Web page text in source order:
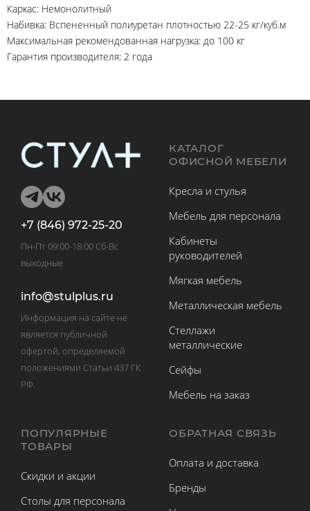
Каркас: Немонолитный
Набивка: Вспененный полиуретан плотностью 22-25 кг/куб.м
Максимальная рекомендованная нагрузка: до 100 кг
Гарантия производителя: 2 года
+7 (846) 972-25-20
Пн-Пт 09:00-18:00 Сб-Вс
выходные
info@stulplus.ru
Информация на сайте не
является публичной
офертой, определяемой
положениями Статьи 437 ГК
РФ.
КАТАЛОГ
ОФИСНОЙ МЕБЕЛИ
Кресла и стулья
Мебель для персонала
Кабинеты
руководителей
Мягкая мебель
Металлическая мебель
Стеллажи
металлические
Сейфы
Мебель на заказ
ПОПУЛЯРНЫЕ
ТОВАРЫ
Скидки и акции
Столы для персонала
ОБРАТНАЯ СВЯЗЬ
Оплата и доставка
Бренды